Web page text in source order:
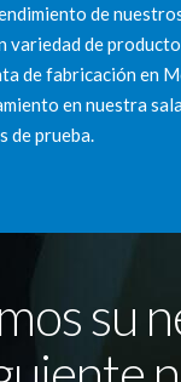
de
variedad de
de fabricación en
en nuestra
de prueba.
su